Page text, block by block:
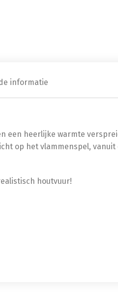
informatie
een heerlijke warmte
op het vlammenspel, vanuit
houtvuur!